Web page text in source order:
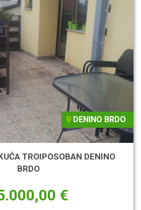
DENINO BRDO
TROIPOSOBAN DENINO
BRDO
€